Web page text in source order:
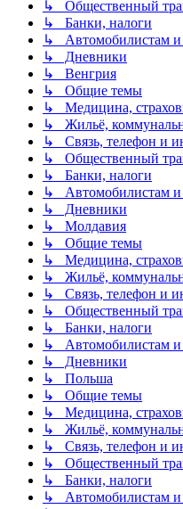
↳ Общественный
↳ Банки, налоги
↳ Автомобилистам и
↳ Дневники
↳ Венгрия
↳ Общие темы
↳ Медицина,
↳ Жильё,
↳ Связь, телефон и
↳ Общественный
↳ Банки, налоги
↳ Автомобилистам и
↳ Дневники
↳ Молдавия
↳ Общие темы
↳ Медицина,
↳ Жильё,
↳ Связь, телефон и
↳ Общественный
↳ Банки, налоги
↳ Автомобилистам и
↳ Дневники
↳ Польша
↳ Общие темы
↳ Медицина,
↳ Жильё,
↳ Связь, телефон и
↳ Общественный
↳ Банки, налоги
↳ Автомобилистам и